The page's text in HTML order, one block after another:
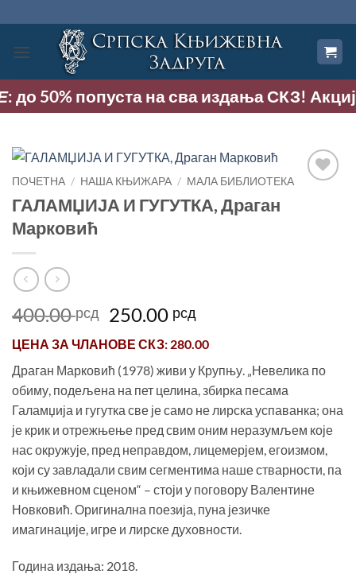
на
садржај
50% попуста на сва издања СКЗ! Акција
ПОЧЕТНА / НАША КЊИЖАРА / МАЛА БИБЛИОТЕКА
ГАЛАМЏИЈА И ГУГУТКА, Драган
Марковић
400.00рсд
Оригинална
је
била:
400.00 рсд.
250.00 рсдТренутна
је:
250.00 рсд.
ЦЕНА ЗА ЧЛАНОВЕ СКЗ: 280.00
Драган Марковић (1978) живи у Крупњу. „Невелика по
обиму, подељена на пет целина, збирка песама
Галамџија и гугутка све је само не лирска успаванка; она
је крик и отрежњење пред свим оним неразумљем које
нас окружује, пред неправдом, лицемерјем, егоизмом,
који су завладали свим сегментима наше стварности, па
и књижевном сценом“ – стоји у поговору Валентине
Новковић. Оригинална поезија, пуна језичке
имагинације, игре и лирске духовности.
Година издања: 2018.